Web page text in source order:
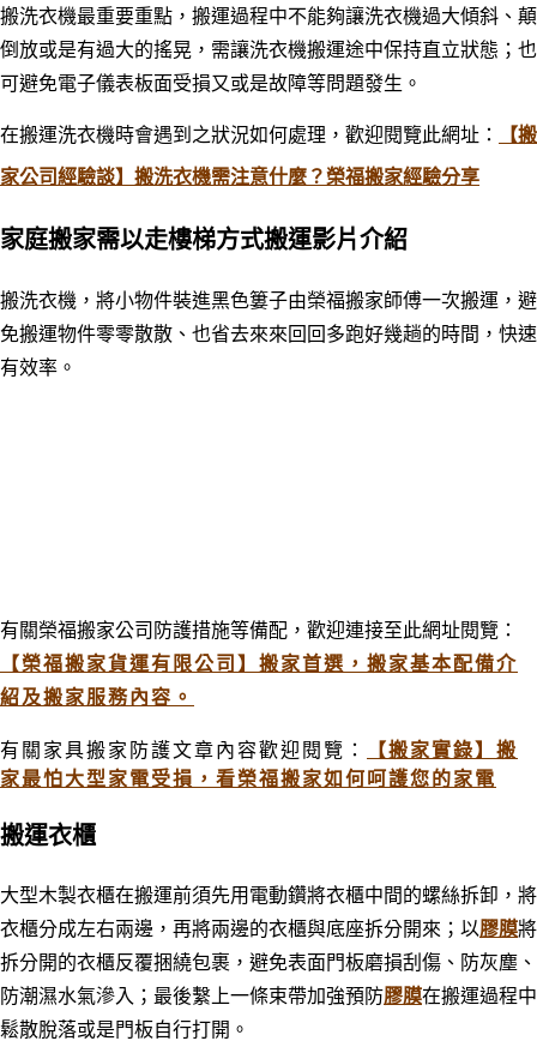
搬洗衣機最重要重點，搬運過程中不能夠讓洗衣機過大傾斜、顛
倒放或是有過大的搖晃，需讓洗衣機搬運途中保持直立狀態；也
可避免電子儀表板面受損又或是故障等問題發生 。
在搬運洗衣機時會遇到之狀況如何處理，歡迎閱覽此網址： 【搬
家公司經驗談】搬洗衣機需注意什麼？榮福搬家經驗分享
家庭搬家需以走樓梯方式搬運影片介紹
搬洗衣機，將小物件裝進黑色簍子由榮福搬家師傅一次搬運， 避
免搬運物件零零散散、也省去來來回回多跑好幾趟的時間，快速
有效率。
有關榮福搬家公司防護措施等備配 ，歡迎連接至此網址閱覽：
【榮福搬家貨運有限公司】搬家首選，搬家基本配備介
紹及搬家服務內容。
有關家具搬家防護文章內容歡迎閱覽：
【搬家實錄】搬
家最怕大型家電受損，看榮福搬家如何呵護您的家電
搬運衣櫃
大型木製衣櫃在搬運前須先用電動鑽將衣櫃中間的螺絲拆卸，將
衣櫃分成左右兩邊，再將兩邊的衣櫃與底座拆分開來；以膠膜將
拆分開的衣櫃反覆捆繞包裹，避免表面門板磨損刮傷、防灰塵、
防潮濕水氣滲入；最後繫上一條束帶加強預防膠膜在搬運過程中
鬆散脫落或是門板自行打開。